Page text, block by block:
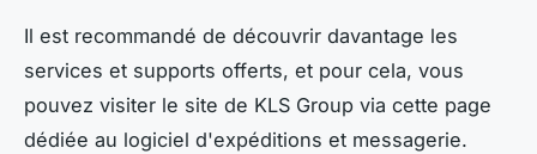
Il est recommandé de découvrir davantage les
services et supports offerts, et pour cela, vous
pouvez visiter le site de KLS Group via cette page
dédiée au logiciel d'expéditions et messagerie.